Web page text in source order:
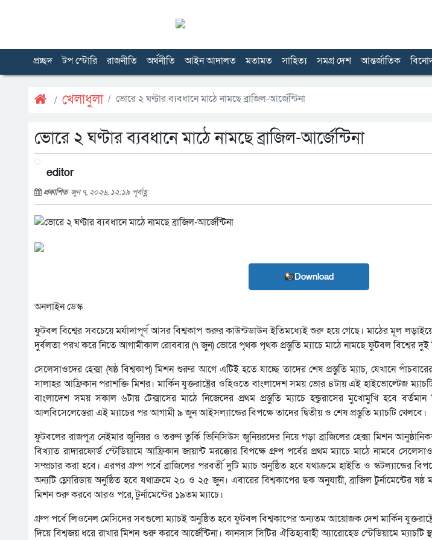
প্রচ্ছদ টপ স্টোরি রাজনীতি অর্থনীতি আইন আদালত মতামত সাহিত্য সমগ্র দেশ আন্তর্জাতিক
খেলাধুলা ভোরে ২ ঘণ্টার ব্যবধানে মাঠে নামছে ব্রাজিল-আর্জেন্টিনা
ভোরে ২ ঘণ্টার ব্যবধানে মাঠে নামছে ব্রাজিল-আর্জেন্টিনা
editor
প্রকাশিত জুন ৭, ২০২৬, ১২:১৯ পূর্বাহ্ণ
Download
অনলাইন ডেস্ক
ফুটবল বিশ্বের সবচেয়ে মর্যাদাপূর্ণ আসর বিশ্বকাপ শুরুর কাউন্টডাউন ইতিমধ্যেই শুরু হয়ে গেছে। মাঠের মূল
দুর্বলতা পরখ করে নিতে আগামীকাল রোববার (৭ জুন) ভোরে পৃথক পৃথক প্রস্তুতি ম্যাচে মাঠে নামছে ফুটবল বিশ্বের দুই
সেলেসাওদের হেক্সা (ষষ্ঠ বিশ্বকাপ) মিশন শুরুর আগে এটিই হতে যাচ্ছে তাদের শেষ প্রস্তুতি ম্যাচ, যেখানে পাঁচবারের
সালাহর আফ্রিকান পরাশক্তি মিশর। মার্কিন যুক্তরাষ্ট্রের ওহিওতে বাংলাদেশ সময় ভোর ৪টায় এই হাইভোল্টেজ
বাংলাদেশ সময় সকাল ৬টায় টেক্সাসের মাঠে নিজেদের প্রথম প্রস্তুতি ম্যাচে হন্ডুরাসের মুখোমুখি হবে বর্তমান
আলবিসেলেস্তেরা এই ম্যাচের পর আগামী ৯ জুন আইসল্যান্ডের বিপক্ষে তাদের দ্বিতীয় ও শেষ প্রস্তুতি ম্যাচটি খেলবে।
ফুটবলের রাজপুত্র নেইমার জুনিয়র ও তরুণ তুর্কি ভিনিসিউস জুনিয়রদের নিয়ে গড়া ব্রাজিলের হেক্সা মিশন
বিখ্যাত রাদারফোর্ড স্টেডিয়ামে আফ্রিকান জায়ান্ট মরক্কোর বিপক্ষে গ্রুপ পর্বের প্রথম ম্যাচে মাঠে নামবে
সম্প্রচার করা হবে। এরপর গ্রুপ পর্বে ব্রাজিলের পরবর্তী দুটি ম্যাচ অনুষ্ঠিত হবে যথাক্রমে হাইতি ও স্কটল্যান্ডের
অন্যটি ফ্লোরিডায় অনুষ্ঠিত হবে যথাক্রমে ২০ ও ২৫ জুন। এবারের বিশ্বকাপের ছক অনুযায়ী, ব্রাজিল টুর্নামেন্টের ষষ্ঠ
মিশন শুরু করবে আরও পরে, টুর্নামেন্টের ১৯তম ম্যাচে।
গ্রুপ পর্বে লিওনেল মেসিদের সবগুলো ম্যাচই অনুষ্ঠিত হবে ফুটবল বিশ্বকাপের অন্যতম আয়োজক দেশ মার্কিন
দিয়ে বিশ্বজয় ধরে রাখার মিশন শুরু করবে আর্জেন্টিনা। কানসাস সিটির ঐতিহ্যবাহী অ্যারোহেড স্টেডিয়ামে ম্যাচটি